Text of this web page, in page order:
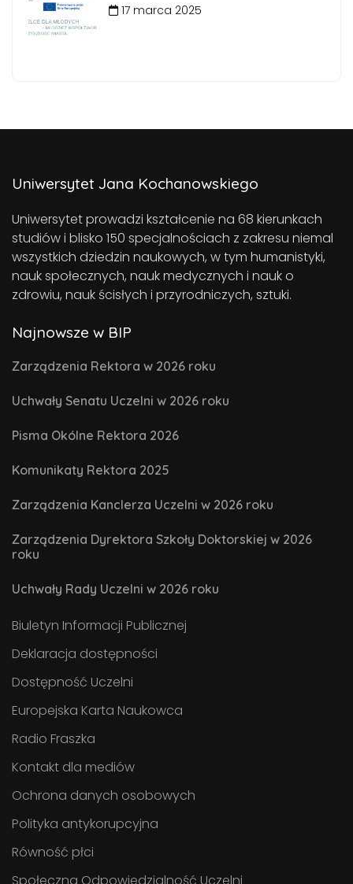
17 marca 2025
Uniwersytet Jana Kochanowskiego
Uniwersytet prowadzi kształcenie na 68 kierunkach
studiów i blisko 150 specjalnościach z zakresu niemal
wszystkich dziedzin naukowych, w tym humanistyki,
nauk społecznych, nauk medycznych i nauk o
zdrowiu, nauk ścisłych i przyrodniczych, sztuki.
Najnowsze w BIP
Zarządzenia Rektora w 2026 roku
Uchwały Senatu Uczelni w 2026 roku
Pisma Okólne Rektora 2026
Komunikaty Rektora 2025
Zarządzenia Kanclerza Uczelni w 2026 roku
Zarządzenia Dyrektora Szkoły Doktorskiej w 2026
roku
Uchwały Rady Uczelni w 2026 roku
Biuletyn Informacji Publicznej
Deklaracja dostępności
Dostępność Uczelni
Europejska Karta Naukowca
Radio Fraszka
Kontakt dla mediów
Ochrona danych osobowych
Polityka antykorupcyjna
Równość płci